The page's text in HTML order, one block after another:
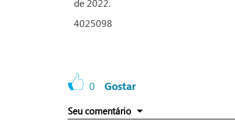
de 2022.
4025098
0 Gostar
Seu comentário